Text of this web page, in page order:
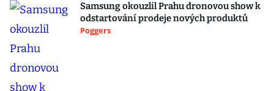
Samsung okouzlil Prahu dronovou show k
odstartování prodeje nových produktů
Poggers